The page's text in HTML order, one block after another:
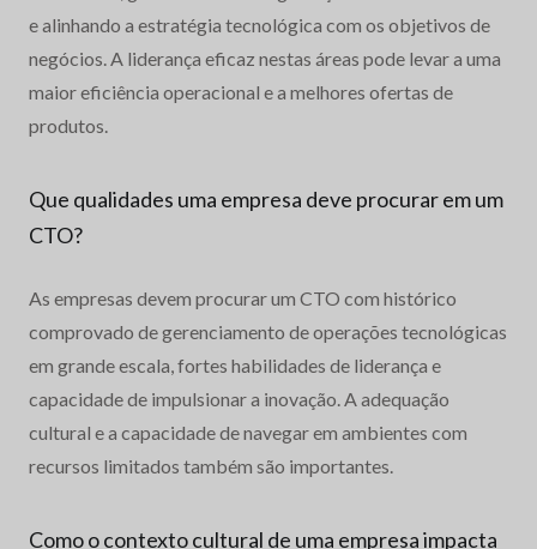
e alinhando a estratégia tecnológica com os objetivos de
negócios. A liderança eficaz nestas áreas pode levar a uma
maior eficiência operacional e a melhores ofertas de
produtos.
Que qualidades uma empresa deve procurar em um
CTO?
As empresas devem procurar um CTO com histórico
comprovado de gerenciamento de operações tecnológicas
em grande escala, fortes habilidades de liderança e
capacidade de impulsionar a inovação. A adequação
cultural e a capacidade de navegar em ambientes com
recursos limitados também são importantes.
Como o contexto cultural de uma empresa impacta